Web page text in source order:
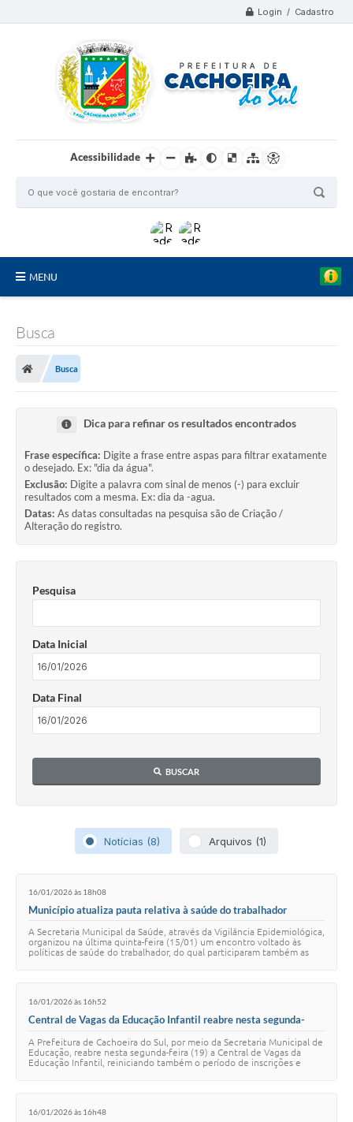
Login / Cadastro
Acessibilidade
MENU
Conselhos Municipais
Diário Oficial
Turismo
Coleta seletiva - Informações
Eventos
Legislação
A Nossa Cidade
Audiências Públicas
Gabinetes e Secretarias
Contas Públicas
Serviços Online
Notícias
Contato
Busca
Busca
Dica para refinar os resultados encontrados
Frase específica: Digite a frase entre aspas para filtrar exatamente
o desejado. Ex: "dia da água".
Exclusão: Digite a palavra com sinal de menos (-) para excluir
resultados com a mesma. Ex: dia da -agua.
Datas: As datas consultadas na pesquisa são de Criação /
Alteração do registro.
Pesquisa
Data Inicial
Data Final
BUSCAR
Notícias (8) Arquivos (1)
16/01/2026 às 18h08
Município atualiza pauta relativa à saúde do trabalhador
A Secretaria Municipal da Saúde, através da Vigilância Epidemiológica,
organizou na última quinta-feira (15/01) um encontro voltado às
políticas de saúde do trabalhador, do qual participaram também as
16/01/2026 às 16h52
Central de Vagas da Educação Infantil reabre nesta segunda-
A Prefeitura de Cachoeira do Sul, por meio da Secretaria Municipal de
Educação, reabre nesta segunda-feira (19) a Central de Vagas da
Educação Infantil, reiniciando também o período de inscrições e
16/01/2026 às 16h48